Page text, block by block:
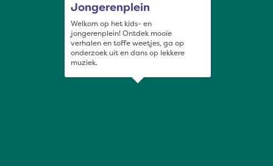
Jongerenplein
Welkom op het kids- en
jongerenplein! Ontdek mooie
verhalen en toffe weetjes, ga op
onderzoek uit en dans op lekkere
muziek.